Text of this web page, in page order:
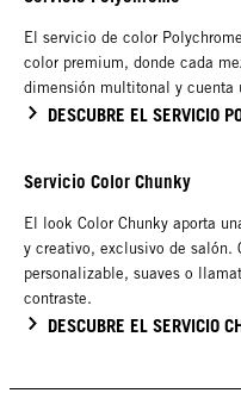
El servicio de color
color premium, donde cada
dimensión multitonal y cuenta
DESCUBRE EL SERVICIO
Servicio Color Chunky
El look Color Chunky aporta
y creativo, exclusivo de salón.
personalizable, suaves o
contraste.
DESCUBRE EL SERVICIO